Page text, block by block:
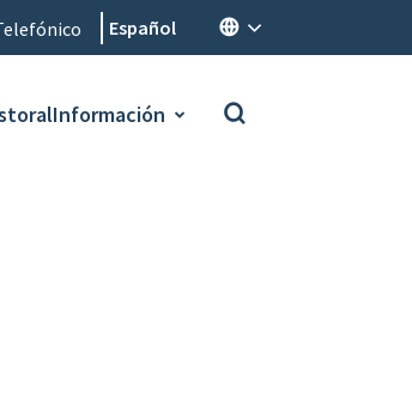
Español
Información